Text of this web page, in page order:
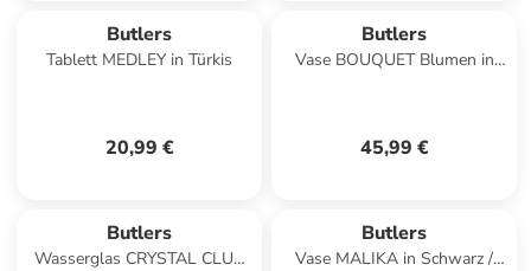
Butlers
Tablett MEDLEY in Türkis
20,99 €
Butlers
Vase BOUQUET Blumen in
45,99 €
Butlers
Wasserglas CRYSTAL CLUB
Butlers
Vase MALIKA in Schwarz /